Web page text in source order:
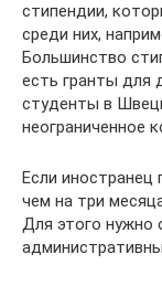
стипендии,
среди них,
Большинство
есть гранты для
студенты в
неограниченное
Если
чем на три
Для этого нужно